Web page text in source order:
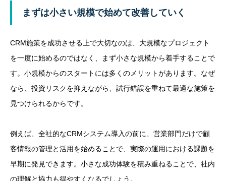
まずは小さい規模で始めて改善していく
CRM施策を成功させる上で大切なのは、大規模なプロジェクト
を一度に始めるのではなく、まず小さな規模から着手することで
す。小規模からのスタートには多くのメリットがあります。なぜ
なら、投資リスクを抑えながら、試行錯誤を重ねて最適な施策を
見つけられるからです。
例えば、全社的なCRMシステム導入の前に、営業部門だけで顧
客情報の管理と活用を始めることで、実際の運用における課題を
早期に発見できます。小さな成功体験を積み重ねることで、社内
の理解と協力も得やすくなるでしょう。